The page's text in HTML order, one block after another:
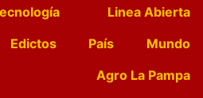
Linea Abierta
Edictos País
Mundo
Agro La Pampa